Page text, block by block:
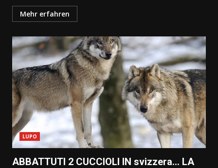
Mehr erfahren
LUPO
ABBATTUTI 2 CUCCIOLI IN svizzera… LA